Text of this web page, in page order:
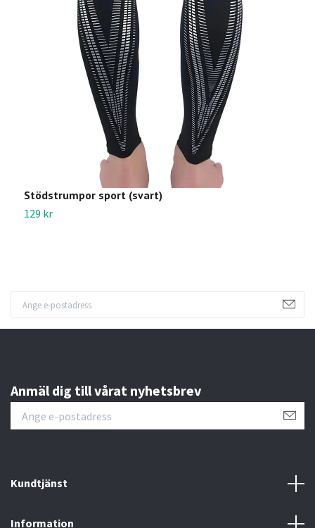
Stödstrumpor sport (svart)
129 kr
Anmäl dig till vårat nyhetsbrev
Kundtjänst
Information